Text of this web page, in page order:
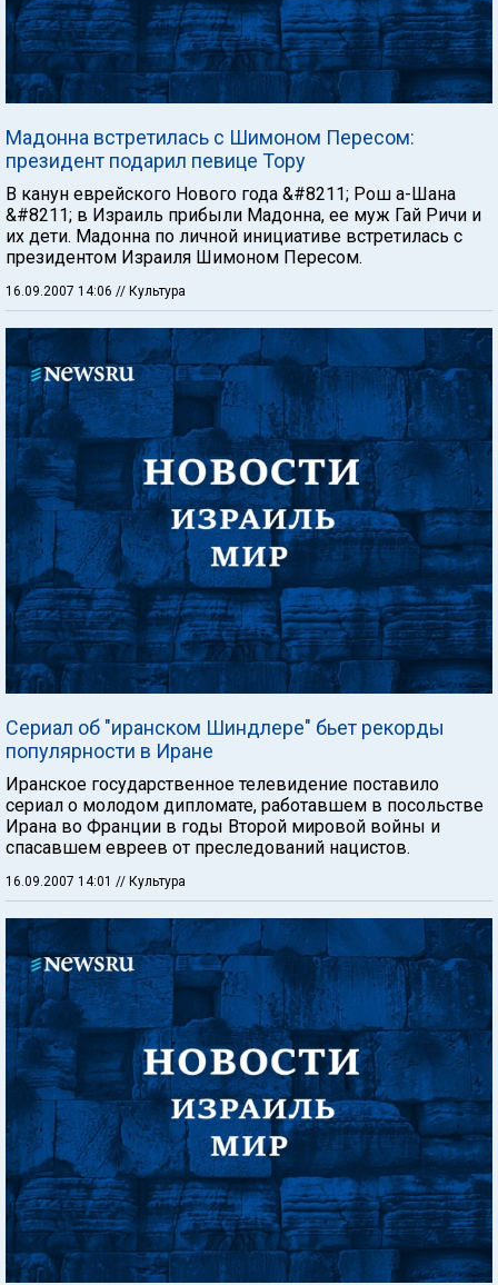
Мадонна встретилась с Шимоном Пересом:
президент подарил певице Тору
В канун еврейского Нового года &#8211; Рош а-Шана
&#8211; в Израиль прибыли Мадонна, ее муж Гай Ричи и
их дети. Мадонна по личной инициативе встретилась с
президентом Израиля Шимоном Пересом.
16.09.2007 14:06 // Культура
Сериал об "иранском Шиндлере" бьет рекорды
популярности в Иране
Иранское государственное телевидение поставило
сериал о молодом дипломате, работавшем в посольстве
Ирана во Франции в годы Второй мировой войны и
спасавшем евреев от преследований нацистов.
16.09.2007 14:01 // Культура